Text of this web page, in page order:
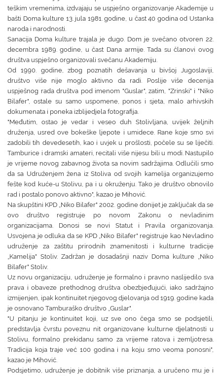
teškim vremenima, izdvajaju se uspješno organizovanje Akademije u
bašti Doma kulture 13. jula 1981. godine, u čast 40 godina od Ustanka
naroda i narodnosti.
Sanacija Doma kulture trajala je dugo. Dom je svečano otvoren 22.
decembra 1989. godine, u čast Dana armije. Tada su članovi ovog
društva uspješno organizovali svečanu Akademiju.
Od 1990. godine, zbog poznatih dešavanja u bivšoj Jugoslaviji,
društvo više nije moglo aktivno da radi. Poslije više decenija
uspješnog rada društva pod imenom "Guslar", zatim, "Zrinski" i "Niko
Bilafer", ostale su samo uspomene, ponos i sjeta, malo arhivskih
dokumenata i poneka izblijedjela fotografija.
"Međutim, ostao je vedar i veseo duh Stolivljana, uvijek željnih
druženja, usred ove bokeške ljepote i umidece. Rane koje smo svi
zadobili tih devedesetih, kao i uvjek u prošlosti, počele su se liječiti.
Tamburice i dramski amateri, recitali više nijesu bili u modi. Nastupilo
je vrijeme novog zabavnog života sa novim sadržajima. Odlučili smo
da sa Udruženjem žena iz Stoliva od svojih kamelija organizujemo
fešte kod kuće-u Stolivu, pa i u okruženju. Tako je društvo obnovilo
rad i postalo ponovo aktivno", kazao je Mihović.
Na skupštini KPD „Niko Bilafer" 2002. godine donijet je zaključak da se
ovo društvo registruje po novom Zakonu o nevladinim
organizacijama. Donosi se novi Statut i Pravila organizovanja.
Usvojena je odluka da se KPD „Niko Bilafer" registruje kao Nevladino
udruženje za zaštitu prirodnih znamenitosti i kulturne tradicije
„Kamelija" Stoliv. Zadržan je dosadašnji naziv Doma kulture „Niko
Bilafer" Stoliv.
Uz novu organizaciju, udruženje je formalno i pravno naslijedilo sva
prava i obaveze prethodnog društva obezbjeđujući, iako sadržajno
izmijenjen, ipak kontinuitet njegovog djelovanja od 1919. godine kada
je osnovano Tamburaško društvo „Guslar".
"U pitanju je kontinuitet koji, uz sve ono čega smo se podsjetili,
predstavlja čvrstu poveznu nit organizovane kulturne djelatnosti u
Stolivu, formalno prekidanu samo za vrijeme ratova i zemljotresa.
Tradicija koja traje već 100 godina i na koju smo veoma ponosni",
kazao je Mihović.
Podsjetimo, udruženje je dobitnik više priznanja, a uručeno mu je i